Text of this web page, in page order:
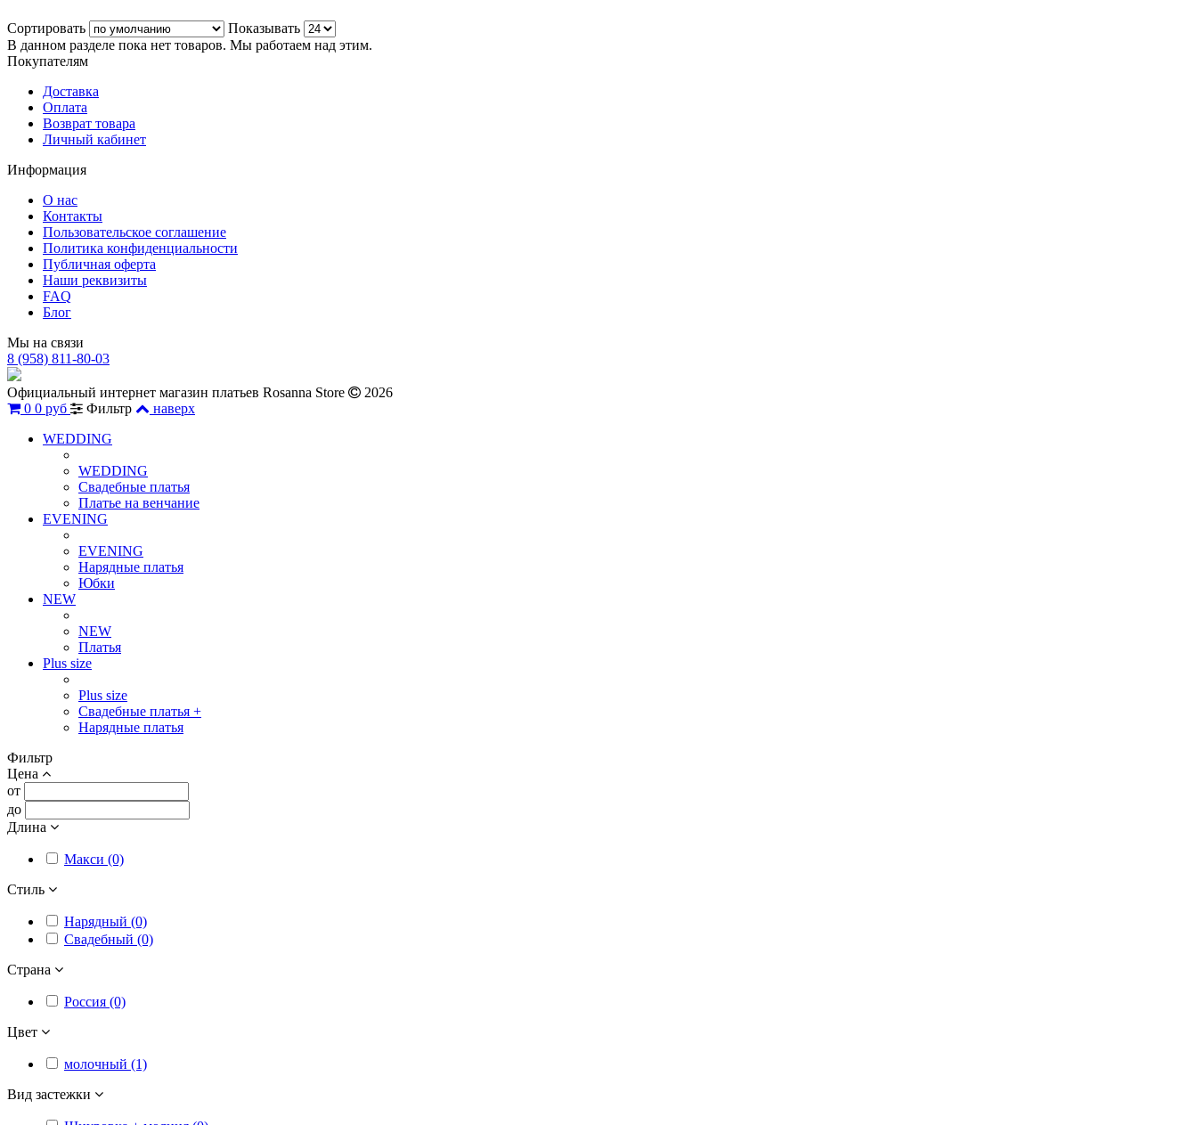
Сортировать
Показывать
В данном разделе пока нет товаров. Мы работаем над этим.
Покупателям
Доставка
Оплата
Возврат товара
Личный кабинет
Информация
О нас
Контакты
Пользовательское соглашение
Политика конфиденциальности
Публичная оферта
Наши реквизиты
FAQ
Блог
Мы на связи
8 (958) 811-80-03
Официальный интернет магазин платьев Rosanna Store
2026
0 0 руб Фильтр
наверх
WEDDING
WEDDING
Свадебные платья
Платье на венчание
EVENING
EVENING
Нарядные платья
Юбки
NEW
NEW
Платья
Plus size
Plus size
Свадебные платья +
Нарядные платья
Фильтр
Цена
от
до
Длина
Макси (0)
Стиль
Нарядный (0)
Свадебный (0)
Страна
Россия (0)
Цвет
молочный (1)
Вид застежки